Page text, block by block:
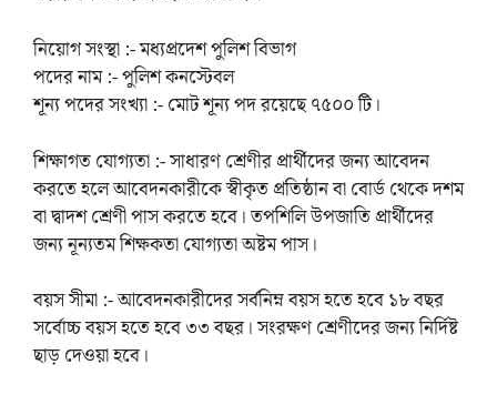
নিয়োগ সংস্থা :- মধ্যপ্রদেশ পুলিশ বিভাগ
পদের নাম :- পুলিশ কনস্টেবল
শূন্য পদের সংখ্যা :- মোট শূন্য পদ রয়েছে ৭৫০০ টি।
শিক্ষাগত যোগ্যতা :- সাধারণ শ্রেণীর প্রার্থীদের জন্য আবেদন
করতে হলে আবেদনকারীকে স্বীকৃত প্রতিষ্ঠান বা বোর্ড থেকে দশম
বা দ্বাদশ শ্রেণী পাস করতে হবে। তপশিলি উপজাতি প্রার্থীদের
জন্য নূন্যতম শিক্ষকতা যোগ্যতা অষ্টম পাস।
বয়স সীমা :- আবেদনকারীদের সর্বনিম্ন বয়স হতে হবে ১৮ বছর
সর্বোচ্চ বয়স হতে হবে ৩৩ বছর। সংরক্ষণ শ্রেণীদের জন্য নির্দিষ্ট
ছাড় দেওয়া হবে।